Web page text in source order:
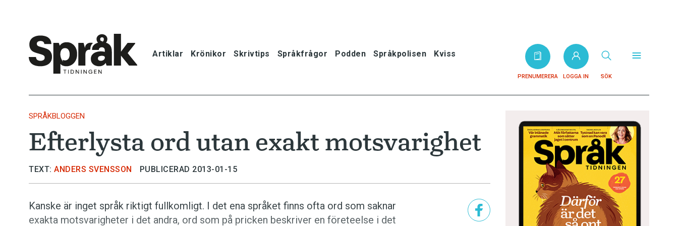
Artiklar Krönikor Skrivtips Språkfrågor Podden Språkpolisen Kviss
PRENUMERERA LOGGA IN SÖK
Krönikor
Språkfrågor
Bokrecensioner
SPRÅKBLOGGEN
Efterlysta ord utan exakt motsvarighet
TEXT: ANDERS SVENSSON PUBLICERAD 2013-01-15
Kanske är inget språk riktigt fullkomligt. I det ena språket finns ofta ord som saknar
exakta motsvarigheter i det andra, ord som på pricken beskriver en företeelse i det